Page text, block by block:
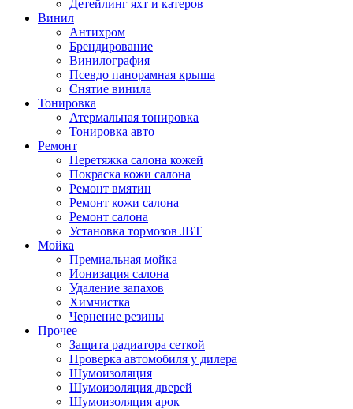
Детейлинг яхт и катеров
Винил
Антихром
Брендирование
Винилография
Псевдо панорамная крыша
Снятие винила
Тонировка
Атермальная тонировка
Тонировка авто
Ремонт
Перетяжка салона кожей
Покраска кожи салона
Ремонт вмятин
Ремонт кожи салона
Ремонт салона
Установка тормозов JBT
Мойка
Премиальная мойка
Ионизация салона
Удаление запахов
Химчистка
Чернение резины
Прочее
Защита радиатора сеткой
Проверка автомобиля у дилера
Шумоизоляция
Шумоизоляция дверей
Шумоизоляция арок